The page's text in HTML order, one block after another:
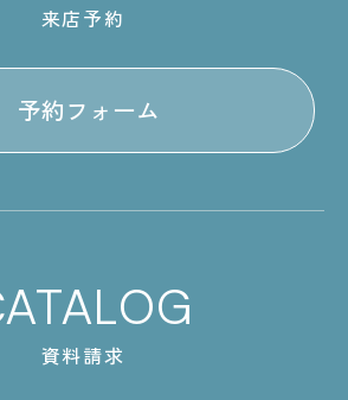
来店予約
予約フォーム
資料請求